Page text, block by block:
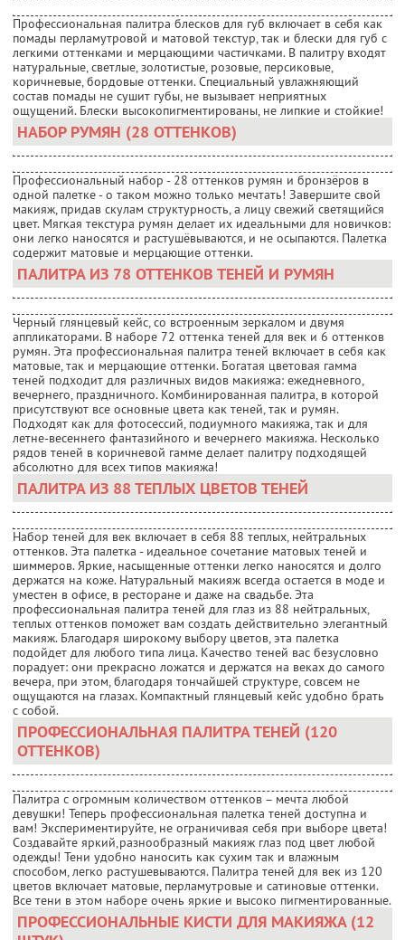
Профессиональная палитра блесков для губ включает в себя как
помады перламутровой и матовой текстур, так и блески для губ с
легкими оттенками и мерцающими частичками. В палитру входят
натуральные, светлые, золотистые, розовые, персиковые,
коричневые, бордовые оттенки. Специальный увлажняющий
состав помады не сушит губы, не вызывает неприятных
ощущений. Блески высокопигментированы, не липкие и стойкие!
НАБОР РУМЯН (28 ОТТЕНКОВ)
Профессиональный набор - 28 оттенков румян и бронзёров в
одной палетке - о таком можно только мечтать! Завершите свой
макияж, придав скулам структурность, а лицу свежий светящийся
цвет. Мягкая текстура румян делает их идеальными для новичков:
они легко наносятся и растушёвываются, и не осыпаются. Палетка
содержит матовые и мерцающие оттенки.
ПАЛИТРА ИЗ 78 ОТТЕНКОВ ТЕНЕЙ И РУМЯН
Черный глянцевый кейс, со встроенным зеркалом и двумя
аппликаторами. В наборе 72 оттенка теней для век и 6 оттенков
румян. Эта профессиональная палитра теней включает в себя как
матовые, так и мерцающие оттенки. Богатая цветовая гамма
теней подходит для различных видов макияжа: ежедневного,
вечернего, праздничного. Комбинированная палитра, в которой
присутствуют все основные цвета как теней, так и румян.
Подходят как для фотосессий, подиумного макияжа, так и для
летне-весеннего фантазийного и вечернего макияжа. Несколько
рядов теней в коричневой гамме делает палитру подходящей
абсолютно для всех типов макияжа!
ПАЛИТРА ИЗ 88 ТЕПЛЫХ ЦВЕТОВ ТЕНЕЙ
Набор теней для век включает в себя 88 теплых, нейтральных
оттенков. Эта палетка - идеальное сочетание матовых теней и
шиммеров. Яркие, насыщенные оттенки легко наносятся и долго
держатся на коже. Натуральный макияж всегда остается в моде и
уместен в офисе, в ресторане и даже на свадьбе. Эта
профессиональная палитра теней для глаз из 88 нейтральных,
теплых оттенков поможет вам создать действительно элегантный
макияж. Благодаря широкому выбору цветов, эта палетка
подойдет для любого типа лица. Качество теней вас безусловно
порадует: они прекрасно ложатся и держатся на веках до самого
вечера, при этом, благодаря тончайшей структуре, совсем не
ощущаются на глазах. Компактный глянцевый кейс удобно брать
с собой.
ПРОФЕССИОНАЛЬНАЯ ПАЛИТРА ТЕНЕЙ (120
ОТТЕНКОВ)
Палитра с огромным количеством оттенков – мечта любой
девушки! Теперь профессиональная палетка теней доступна и
вам! Экспериментируйте, не ограничивая себя при выборе цвета!
Создавайте яркий,разнообразный макияж глаз под цвет любой
одежды! Тени удобно наносить как сухим так и влажным
способом, легко растушевываются. Палитра теней для век из 120
цветов включает матовые, перламутровые и сатиновые оттенки.
Все тени в этом наборе очень яркие и высоко пигментированные.
ПРОФЕССИОНАЛЬНЫЕ КИСТИ ДЛЯ МАКИЯЖА (12